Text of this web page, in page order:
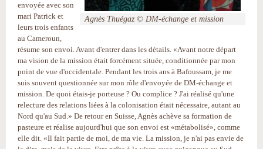
Agnès Thuégaz © DM-échange et mission
envoyée avec son
mari Patrick et
leurs trois enfants
au Cameroun,
résume son envoi. Avant d'entrer dans les détails. «Avant notre départ
ma vision de la mission était forcément située, conditionnée par mon
point de vue d'occidentale. Pendant les trois ans à Bafoussam, je me
suis souvent questionnée sur mon rôle d'envoyée de DM-échange et
mission. De quoi étais-je porteuse ? Ou complice ? J'ai réalisé qu'une
relecture des relations liées à la colonisation était nécessaire, autant au
Nord qu'au Sud.» De retour en Suisse, Agnès achève sa formation de
pasteure et réalise aujourd'hui que son envoi est «métabolisé», comme
elle dit. «Il fait partie de moi, de ma vie. La mission, je n'ai pas envie de